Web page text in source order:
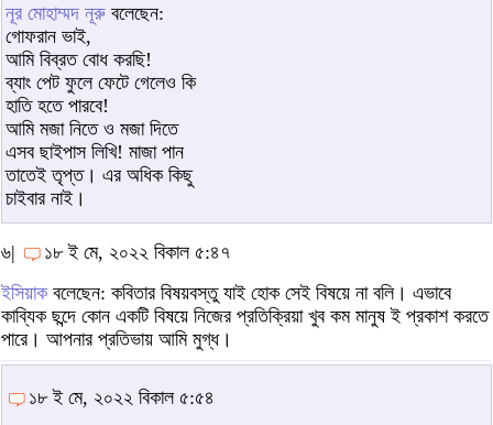
নূর মোহাম্মদ নূরু বলেছেন:
গোফরান ভাই,
আমি বিব্রত বোধ করছি!
ব্যাং পেট ফুলে ফেটে গেলেও কি
হাতি হতে পারবে!
আমি মজা নিতে ও মজা দিতে
এসব ছাইপাস লিখি! মাজা পান
তাতেই তৃপ্ত। এর অধিক কিছু
চাইবার নাই।
৬|
১৮ ই মে, ২০২২ বিকাল ৫:৪৭
ইসিয়াকবলেছেন: কবিতার বিষয়বস্তু যাই হোক সেই বিষয়ে না বলি। এভাবে
কাব্যিক ছন্দে কোন একটি বিষয়ে নিজের প্রতিক্রিয়া খুব কম মানুষ ই প্রকাশ করতে
পারে। আপনার প্রতিভায় আমি মুগ্ধ।
১৮ ই মে, ২০২২ বিকাল ৫:৫৪